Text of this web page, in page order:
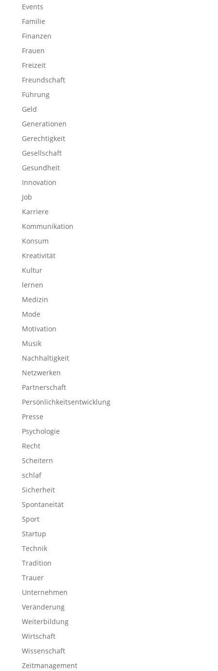
Events
Familie
Finanzen
Frauen
Freizeit
Freundschaft
Führung
Geld
Generationen
Gerechtigkeit
Gesellschaft
Gesundheit
Innovation
Job
Karriere
Kommunikation
Konsum
Kreativität
Kultur
lernen
Medizin
Mode
Motivation
Musik
Nachhaltigkeit
Netzwerken
Partnerschaft
Persönlichkeitsentwicklung
Presse
Psychologie
Recht
Scheitern
schlaf
Sicherheit
Spontaneität
Sport
Startup
Technik
Tradition
Trauer
Unternehmen
Veränderung
Weiterbildung
Wirtschaft
Wissenschaft
Zeitmanagement